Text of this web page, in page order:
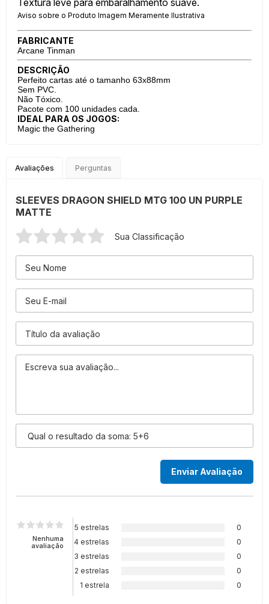
Textura leve para embaralhamento suave.
Aviso sobre o Produto Imagem Meramente Ilustrativa
FABRICANTE
Arcane Tinman
DESCRIÇÃO
Perfeito cartas até o tamanho 63x88mm
Sem PVC.
Não Tóxico.
Pacote com 100 unidades cada.
IDEAL PARA OS JOGOS:
Magic the Gathering
Avaliações Perguntas
SLEEVES DRAGON SHIELD MTG 100 UN PURPLE
MATTE
Sua Classificação
Nenhuma
avaliação
5 estrelas
0
4 estrelas
0
3 estrelas
0
2 estrelas
0
1 estrela
0